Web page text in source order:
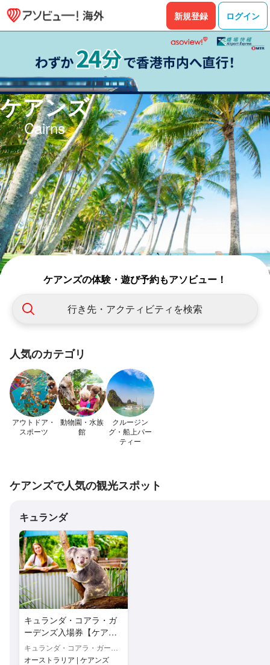
新規登録 ログイン
ケアンズ
Cairns
ケアンズの体験・遊び予約もアソビュー！
行き先・アクティビティを検索
人気のカテゴリ
アウトドア・
スポーツ
動物園・水族
館
クルージン
グ・船上パー
ティー
ケアンズで人気の観光スポット
キュランダ
キュランダ・コアラ・ガ
ーデンズ入場券【ケアン
ズ・動物園】
キュランダ・コアラ・ガーデ
ンズ
オーストラリア | ケアンズ
ケアンズの観光スポット・現地ツアー・体験予約 - アソビュ